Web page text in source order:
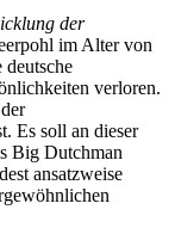
der
im Alter von
verloren.
Es soll an dieser
Big Dutchman
ansatzweise